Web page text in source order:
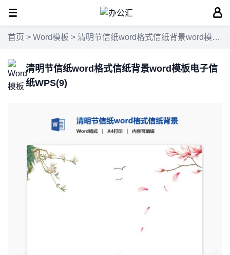
首页 > Word模板 > 清明节信纸word格式信纸背景word模板电子信纸WPS(9)
清明节信纸word格式信纸背景word模板电子信
纸WPS(9)